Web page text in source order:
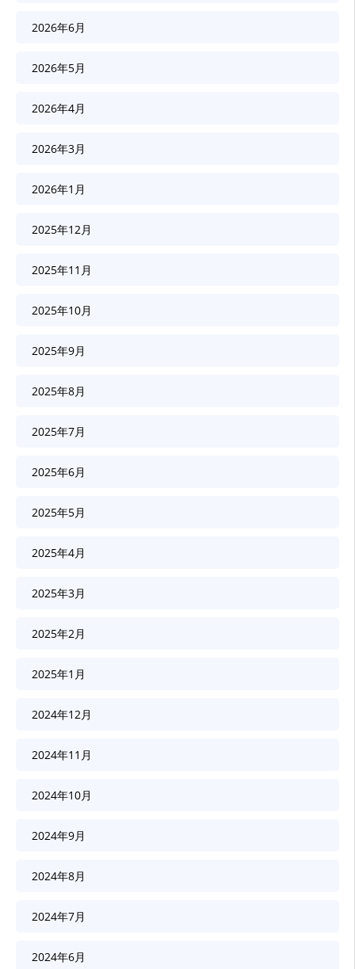
2026年6月
2026年5月
2026年4月
2026年3月
2026年1月
2025年12月
2025年11月
2025年10月
2025年9月
2025年8月
2025年7月
2025年6月
2025年5月
2025年4月
2025年3月
2025年2月
2025年1月
2024年12月
2024年11月
2024年10月
2024年9月
2024年8月
2024年7月
2024年6月